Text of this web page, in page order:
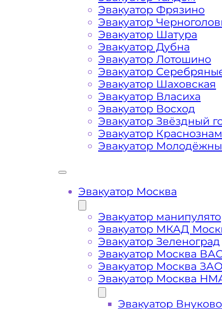
Заказанный эвакуатор
платформой
Маршрут от места вызова
Горьковского шоссе
Затрудняющие факторы –
передач (АКПП)
Сложная эвакуация при аварии,
Эвакуатор Фрязино
Эвакуатор
Эвакуатор Шатура
Эвакуатор Дубна
Эвакуатор Лотошино
Эвакуатор
Эвакуатор Шаховская
Эвакуатор Власиха
Эвакуатор Восход
Эвакуатор Звёздный
Эвакуатор
Эвакуатор
Эвакуатор Москва
Эвакуатор
Эвакуатор МКАД
Эвакуатор Зеленоград
Эвакуатор Москва
Эвакуатор Москва
Эвакуатор Москва
Эвакуатор Внуково